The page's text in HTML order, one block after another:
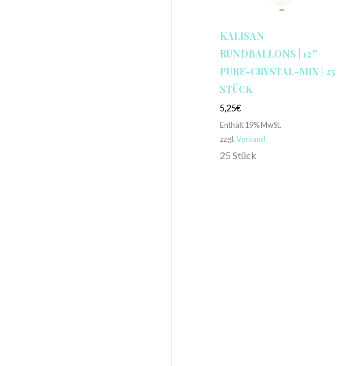
KALISAN
RUNDBALLONS | 12″
PURE-CRYSTAL-MIX | 25
STÜCK
5,25€
Enthält 19% MwSt.
zzgl.Versand
25 Stück